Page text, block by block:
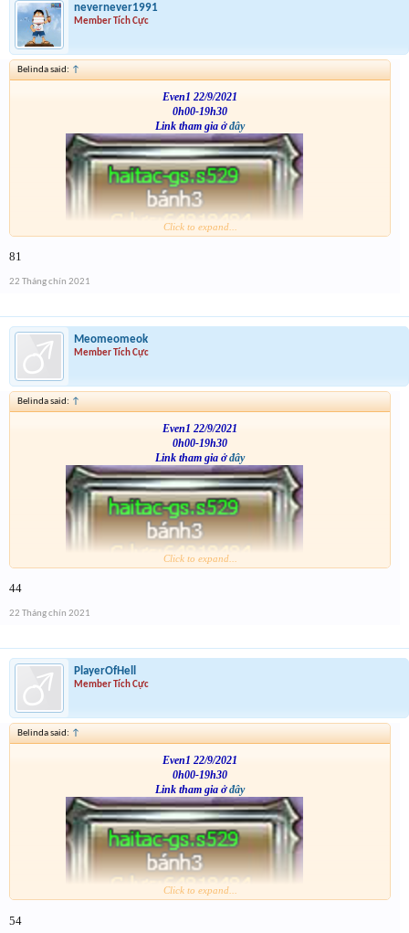
nevernever1991
Member Tích Cực
Belinda said: ↑
Even1 22/9/2021
0h00-19h30
Link tham gia ở đây
Click to expand...
81
22 Tháng chín 2021
Meomeomeok
Member Tích Cực
Belinda said: ↑
Even1 22/9/2021
0h00-19h30
Link tham gia ở đây
Click to expand...
44
22 Tháng chín 2021
PlayerOfHell
Member Tích Cực
Belinda said: ↑
Even1 22/9/2021
0h00-19h30
Link tham gia ở đây
Click to expand...
54